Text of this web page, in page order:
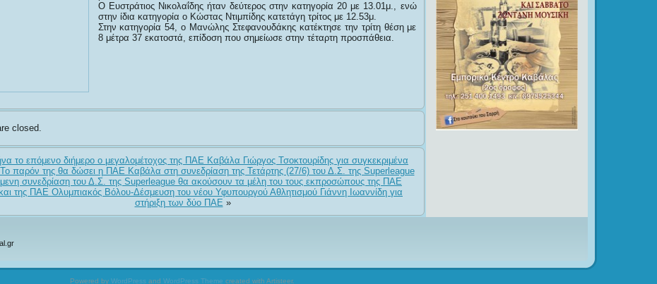
Ο Ευστράτιος Νικολαΐδης ήταν δεύτερος στην κατηγορία 20 με 13.01μ., ενώ
στην ίδια κατηγορία ο Κώστας Ντιμπίδης κατετάγη τρίτος με 12.53μ.
Στην κατηγορία 54, ο Μανώλης Στεφανουδάκης κατέκτησε την τρίτη θέση με
8 μέτρα 37 εκατοστά, επίδοση που σημείωσε στην τέταρτη προσπάθεια.
closed.
το επόμενο διήμερο ο μεγαλομέτοχος της ΠΑΕ Καβάλα Γιώργος Τσοκτουρίδης για συγκεκριμένα
παρόν της θα δώσει η ΠΑΕ Καβάλα στη συνεδρίαση της Τετάρτης (27/6) του Δ.Σ. της Superleague
συνεδρίαση του Δ.Σ. της Superleague θα ακούσουν τα μέλη του τους εκπροσώπους της ΠΑΕ
της ΠΑΕ Ολυμπιακός Βόλου-Δέσμευση του νέου Υφυπουργού Αθλητισμού Γιάννη Ιωαννίδη για
στήριξη των δύο ΠΑΕ »
Powered by WordPress and WordPress Theme created with Artisteer.